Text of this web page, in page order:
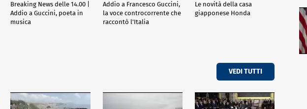
Breaking News delle 14.00 |
Addio a Guccini, poeta in
musica
Addio a Francesco Guccini,
la voce controcorrente che
raccontò l'Italia
Le novità della casa
giapponese Honda
VEDI TUTTI